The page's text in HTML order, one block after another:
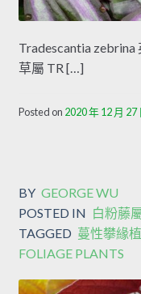
Tradescantia zebrina
草屬 TR […]
Posted on 2020 年 12 月 27
BY GEORGE WU
POSTED IN 白粉藤
TAGGED 蔓性攀緣
FOLIAGE PLANTS